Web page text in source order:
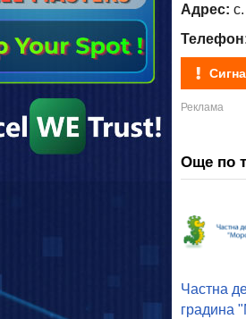
Адрес:
Още по
Частна
градина